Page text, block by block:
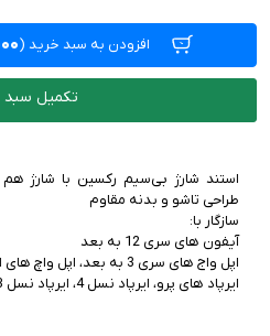
افزودن به سبد خرید (
تکمیل سبد
استند شارژ بی‌سیم رکسین با شارژ
ایرپاد های پرو، ایرپاد نسل 4، ایرپاد نسل 3 مگ سیف